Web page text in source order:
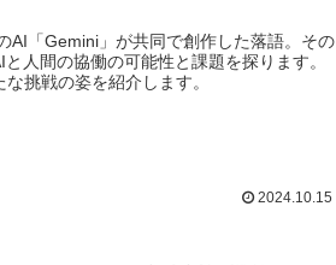
AI「Gemini」が共同で創作した落語。その
人間の協働の可能性と課題を探ります。
挑戦の姿を紹介します。
2024.10.15